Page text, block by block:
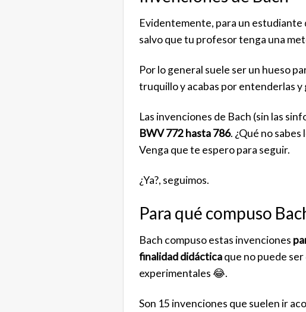
Evidentemente, para un estudiante
salvo que tu profesor tenga una
Por lo general suele ser un hueso
truquillo y acabas por entenderlas
Las invenciones de Bach (sin las
BWV 772 hasta 786. ¿Qué no
Venga que te espero para seguir.
¿Ya?, seguimos.
Para qué compuso
Bach compuso estas invenciones
finalidad didácticaque no puede
experimentales 😂.
Son 15 invenciones que suelen ir